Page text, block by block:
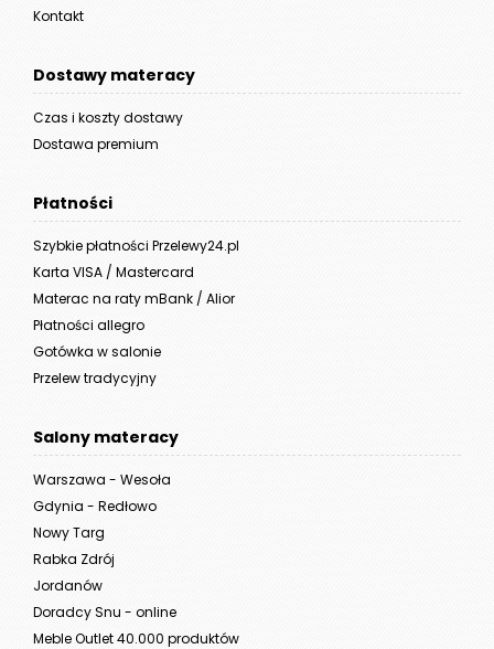
Kontakt
Dostawy materacy
Czas i koszty dostawy
Dostawa premium
Płatności
Szybkie płatności Przelewy24.pl
Karta VISA / Mastercard
Materac na raty mBank / Alior
Płatności allegro
Gotówka w salonie
Przelew tradycyjny
Salony materacy
Warszawa - Wesoła
Gdynia - Redłowo
Nowy Targ
Rabka Zdrój
Jordanów
Doradcy Snu - online
Meble Outlet 40.000 produktów